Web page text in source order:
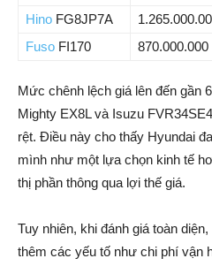
Hino FG8JP7A
Fuso FI170 870.000.000
Mức chênh lệch giá lên đến gần
Mighty EX8L và Isuzu
rệt. Điều này cho thấy Hyundai
mình như một lựa chọn kinh tế
thị phần thông qua lợi thế giá.
Tuy nhiên, khi đánh giá toàn
thêm các yếu tố như chi phí vận